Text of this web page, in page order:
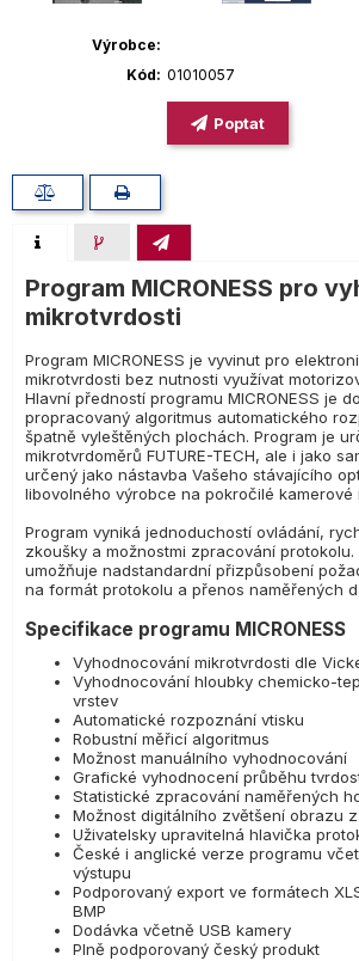
Výrobce
Kód
01010057
Poptat
Program MICRONESS pro
mikrotvrdosti
Program MICRONESS je vyvinut pro
mikrotvrdosti bez nutnosti využívat
Hlavní předností programu MICRONESS je
propracovaný algoritmus automatického
špatně vyleštěných plochách. Program je
mikrotvrdoměrů FUTURE-TECH, ale i jako
určený jako nástavba Vašeho stávajícího
libovolného výrobce na pokročilé kamerové
Program vyniká jednoduchostí ovládání,
zkoušky a možnostmi zpracování protokolu.
umožňuje nadstandardní přizpůsobení
na formát protokolu a přenos naměřených
Specifikace programu MICRONESS
Vyhodnocování mikrotvrdosti dle
Vyhodnocování hloubky chemicko-
vrstev
Automatické rozpoznání vtisku
Robustní měřicí algoritmus
Možnost manuálního vyhodnocování
Grafické vyhodnocení průběhu
Statistické zpracování naměřených
Možnost digitálního zvětšení obrazu
Uživatelsky upravitelná hlavička
České i anglické verze programu
výstupu
Podporovaný export ve formátech
BMP
Dodávka včetně USB kamery
Plně podporovaný český produkt